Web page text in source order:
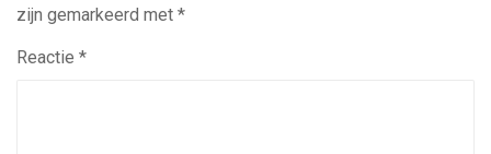
zijn gemarkeerd met *
Reactie *